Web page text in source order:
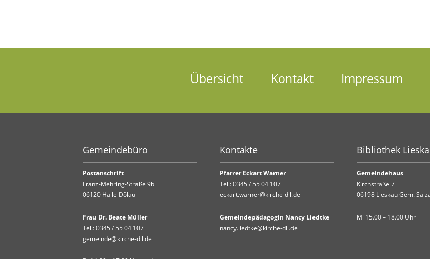
Übersicht Kontakt Impressum
Gemeindebüro
Postanschrift
Franz-Mehring-Straße 9b
06120 Halle Dölau
Frau Dr. Beate Müller
Tel.:0345 / 55 04 107
gemeinde@kirche-dll.de
Kontakte
Pfarrer Eckart Warner
Tel.:0345 / 55 04 107
eckart.warner@kirche-dll.de
Gemeindepädagogin Nancy Liedtke
nancy.liedtke@kirche-dll.de
Bibliothek
Gemeindehaus
Kirchstraße 7
06198 Lieskau Gem.
Mi 15.00 – 18.00 Uhr